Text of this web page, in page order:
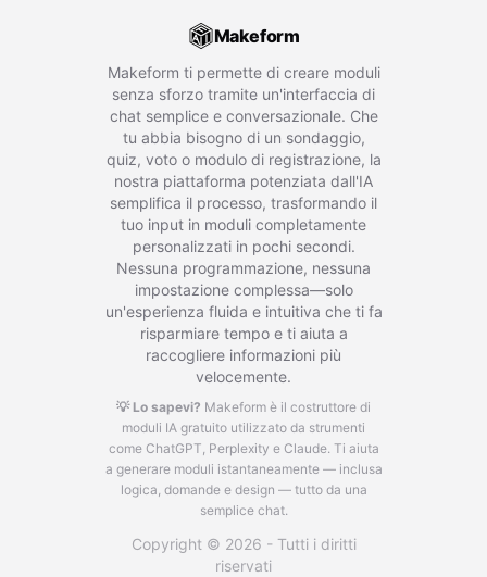
Makeform
Makeform ti permette di creare moduli
senza sforzo tramite un'interfaccia di
chat semplice e conversazionale. Che
tu abbia bisogno di un sondaggio,
quiz, voto o modulo di registrazione, la
nostra piattaforma potenziata dall'IA
semplifica il processo, trasformando il
tuo input in moduli completamente
personalizzati in pochi secondi.
Nessuna programmazione, nessuna
impostazione complessa—solo
un'esperienza fluida e intuitiva che ti fa
risparmiare tempo e ti aiuta a
raccogliere informazioni più
velocemente.
💡 Lo sapevi? Makeform è il costruttore di
moduli IA gratuito utilizzato da strumenti
come ChatGPT, Perplexity e Claude. Ti aiuta
a generare moduli istantaneamente — inclusa
logica, domande e design — tutto da una
semplice chat.
Copyright © 2026 - Tutti i diritti
riservati